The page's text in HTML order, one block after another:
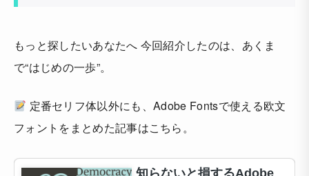
もっと探したいあなたへ 今回紹介したのは、あくま
で“はじめの一歩”。
定番セリフ体以外にも、Adobe Fontsで使える欧文
フォントをまとめた記事はこちら。